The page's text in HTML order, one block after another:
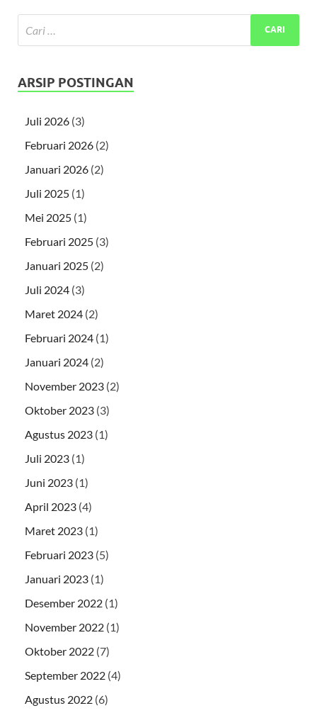
ARSIP POSTINGAN
Juli 2026 (3)
Februari 2026 (2)
Januari 2026 (2)
Juli 2025 (1)
Mei 2025 (1)
Februari 2025 (3)
Januari 2025 (2)
Juli 2024 (3)
Maret 2024 (2)
Februari 2024 (1)
Januari 2024 (2)
November 2023 (2)
Oktober 2023 (3)
Agustus 2023 (1)
Juli 2023 (1)
Juni 2023 (1)
April 2023 (4)
Maret 2023 (1)
Februari 2023 (5)
Januari 2023 (1)
Desember 2022 (1)
November 2022 (1)
Oktober 2022 (7)
September 2022 (4)
Agustus 2022 (6)